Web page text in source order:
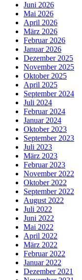
Juni 2026
Mai 2026
April 2026
März 2026
Februar 2026
Januar 2026
Dezember 2025
November 2025
Oktober 2025
April 2025
September 2024
Juli 2024
Februar 2024
Januar 2024
Oktober 2023
September 2023
Juli 2023
März 2023
Februar 2023
November 2022
Oktober 2022
September 2022
August 2022
Juli 2022
Juni 2022
Mai 2022
April 2022
März 2022
Februar 2022
Januar 2022
Dezember 2021